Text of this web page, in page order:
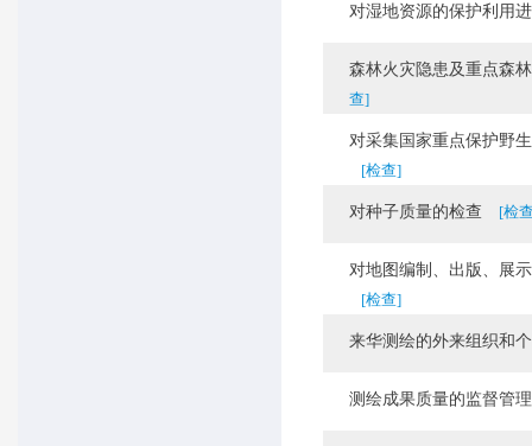
对湿地资源的保护利用
森林火灾隐患及重点森
查]
对采集国家重点保护野
[检查]
对种子质量的检查 [检
对地图编制、出版、展
[检查]
来华测绘的外来组织和
测绘成果质量的监督管理